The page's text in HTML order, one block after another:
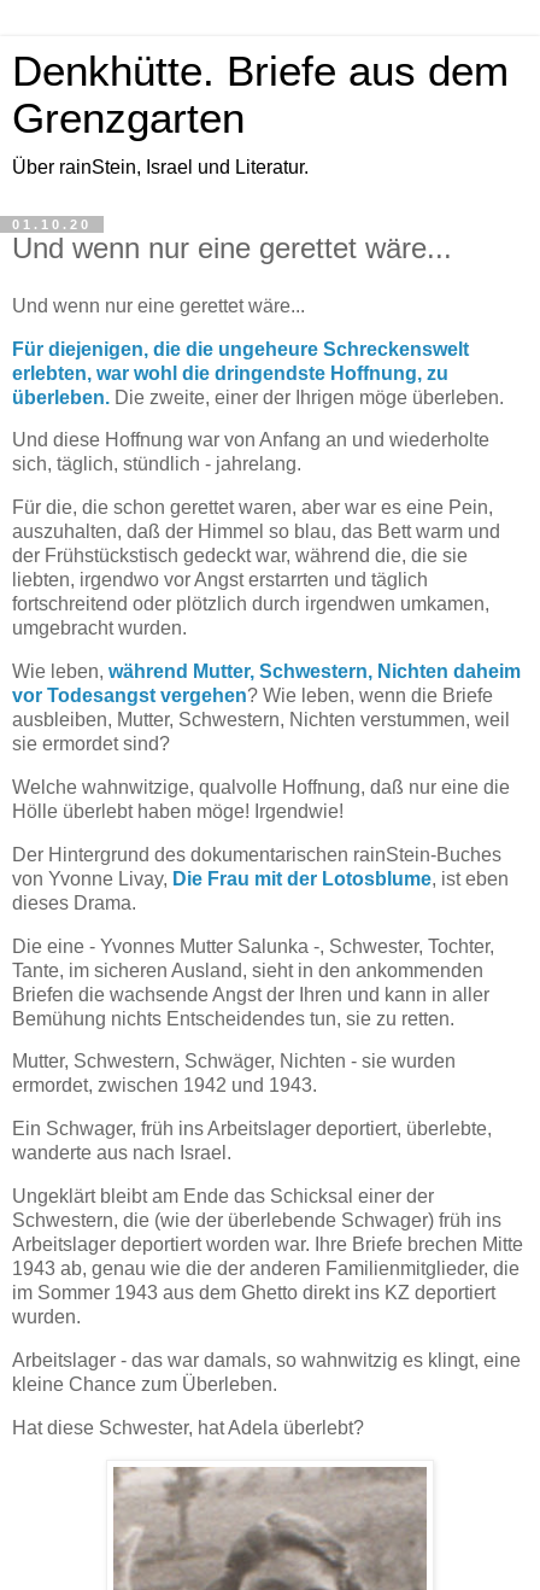
Denkhütte. Briefe aus dem
Grenzgarten
Über rainStein, Israel und Literatur.
01.10.20
Und wenn nur eine gerettet wäre...
Und wenn nur eine gerettet wäre...
Für diejenigen, die die ungeheure Schreckenswelt
erlebten, war wohl die dringendste Hoffnung, zu
überleben. Die zweite, einer der Ihrigen möge überleben.
Und diese Hoffnung war von Anfang an und wiederholte
sich, täglich, stündlich - jahrelang.
Für die, die schon gerettet waren, aber war es eine Pein,
auszuhalten, daß der Himmel so blau, das Bett warm und
der Frühstückstisch gedeckt war, während die, die sie
liebten, irgendwo vor Angst erstarrten und täglich
fortschreitend oder plötzlich durch irgendwen umkamen,
umgebracht wurden.
Wie leben, während Mutter, Schwestern, Nichten daheim
vor Todesangst vergehen? Wie leben, wenn die Briefe
ausbleiben, Mutter, Schwestern, Nichten verstummen, weil
sie ermordet sind?
Welche wahnwitzige, qualvolle Hoffnung, daß nur eine die
Hölle überlebt haben möge! Irgendwie!
Der Hintergrund des dokumentarischen rainStein-Buches
von Yvonne Livay, Die Frau mit der Lotosblume, ist eben
dieses Drama.
Die eine - Yvonnes Mutter Salunka -, Schwester, Tochter,
Tante, im sicheren Ausland, sieht in den ankommenden
Briefen die wachsende Angst der Ihren und kann in aller
Bemühung nichts Entscheidendes tun, sie zu retten.
Mutter, Schwestern, Schwäger, Nichten - sie wurden
ermordet, zwischen 1942 und 1943.
Ein Schwager, früh ins Arbeitslager deportiert, überlebte,
wanderte aus nach Israel.
Ungeklärt bleibt am Ende das Schicksal einer der
Schwestern, die (wie der überlebende Schwager) früh ins
Arbeitslager deportiert worden war. Ihre Briefe brechen Mitte
1943 ab, genau wie die der anderen Familienmitglieder, die
im Sommer 1943 aus dem Ghetto direkt ins KZ deportiert
wurden.
Arbeitslager - das war damals, so wahnwitzig es klingt, eine
kleine Chance zum Überleben.
Hat diese Schwester, hat Adela überlebt?